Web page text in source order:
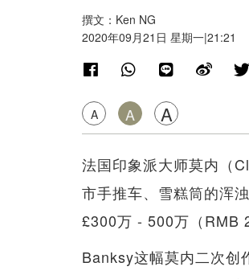
撰文：Ken NG
2020年09月21日 星期一|21:21
A A A
法国印象派大师莫内（
市手推车、雪糕筒的浑
£300万 - 500万（RMB
Banksy这幅莫内二次创